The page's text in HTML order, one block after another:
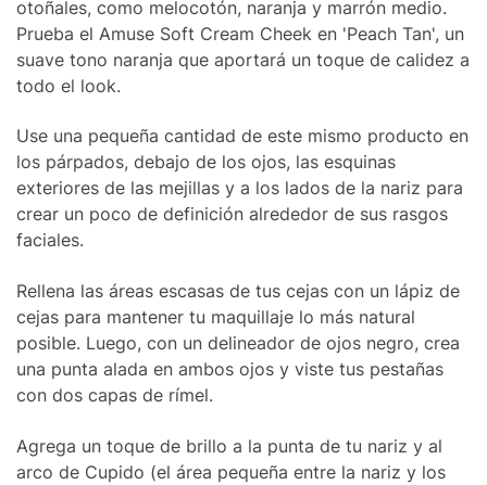
otoñales, como melocotón, naranja y marrón medio.
Prueba el Amuse Soft Cream Cheek en 'Peach Tan', un
suave tono naranja que aportará un toque de calidez a
todo el look.
Use una pequeña cantidad de este mismo producto en
los párpados, debajo de los ojos, las esquinas
exteriores de las mejillas y a los lados de la nariz para
crear un poco de definición alrededor de sus rasgos
faciales.
Rellena las áreas escasas de tus cejas con un lápiz de
cejas para mantener tu maquillaje lo más natural
posible. Luego, con un delineador de ojos negro, crea
una punta alada en ambos ojos y viste tus pestañas
con dos capas de rímel.
Agrega un toque de brillo a la punta de tu nariz y al
arco de Cupido (el área pequeña entre la nariz y los